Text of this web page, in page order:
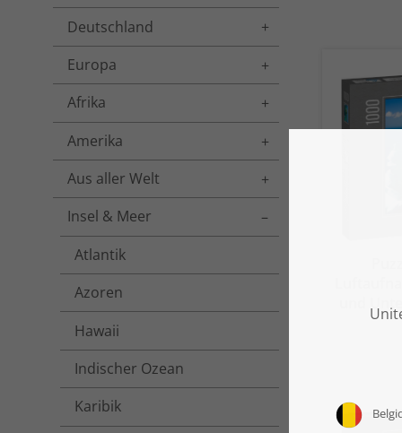
Deutschland
Toggle menu
Europa
Toggle menu
Afrika
Toggle menu
Amerika
Toggle menu
Aus aller Welt
Toggle menu
Insel & Meer
Toggle menu
Atlantik
Azoren
Hawaii
Indischer Ozean
Karibik
und